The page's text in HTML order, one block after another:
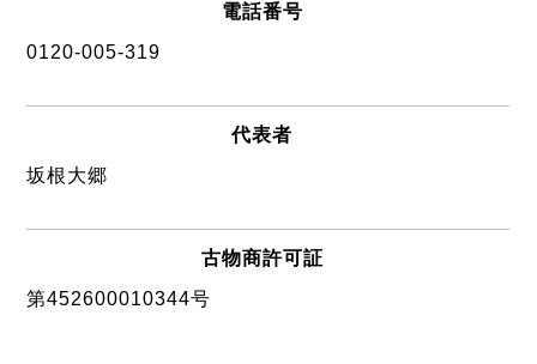
電話番号
0120-005-319
代表者
坂根大郷
古物商許可証
第452600010344号